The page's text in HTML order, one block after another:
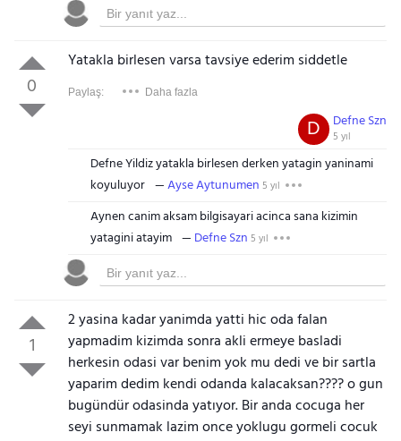
0
Yatakla birlesen varsa tavsiye ederim siddetle
Paylaş: Daha fazla
Defne Szn
5 yıl
D
Defne Yildiz yatakla birlesen derken yatagin yaninami
koyuluyor
Ayse Aytunumen 5 yıl
Aynen canim aksam bilgisayari acinca sana kizimin
yatagini atayim
Defne Szn 5 yıl
1
2 yasina kadar yanimda yatti hic oda falan
yapmadim kizimda sonra akli ermeye basladi
herkesin odasi var benim yok mu dedi ve bir sartla
yaparim dedim kendi odanda kalacaksan???? o gun
bugündür odasinda yatıyor. Bir anda cocuga her
seyi sunmamak lazim once yoklugu gormeli cocuk